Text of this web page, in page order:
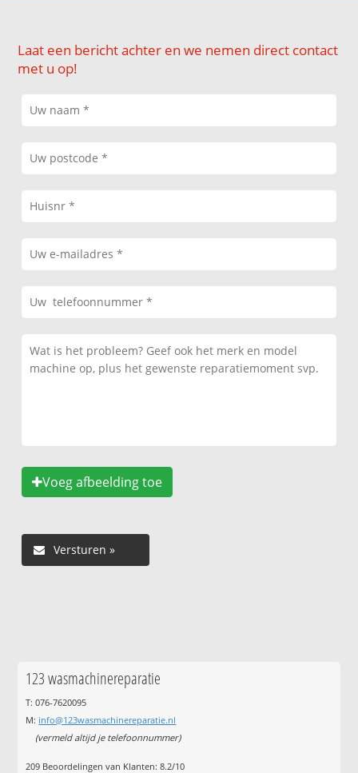
Laat een bericht achter en we nemen direct contact
met u op!
Voeg afbeelding toe
123 wasmachinereparatie
T: 076-7620095
M: info@123wasmachinereparatie.nl
(vermeld altijd je telefoonnummer)
209 Beoordelingen van Klanten:8.2/10